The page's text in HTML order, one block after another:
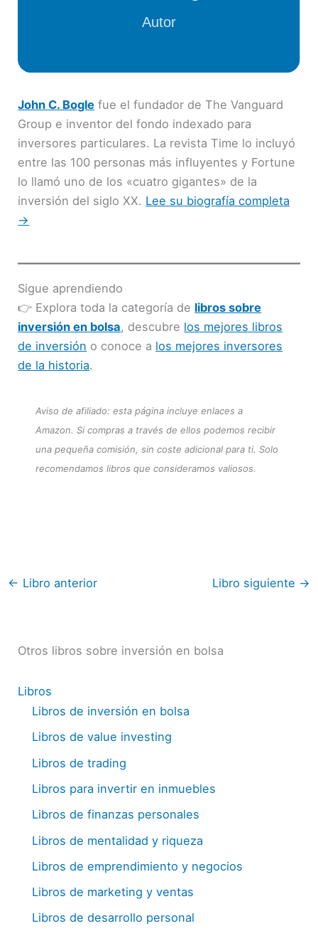
John C. Bogle fue el fundador de The Vanguard
Group e inventor del fondo indexado para
inversores particulares. La revista Time lo incluyó
entre las 100 personas más influyentes y Fortune
lo llamó uno de los «cuatro gigantes» de la
inversión del siglo XX. Lee su biografía completa
→
Sigue aprendiendo
👉 Explora toda la categoría de libros sobre
inversión en bolsa, descubre los mejores libros
de inversión o conoce a los mejores inversores
de la historia.
Aviso de afiliado: esta página incluye enlaces a
Amazon. Si compras a través de ellos podemos recibir
una pequeña comisión, sin coste adicional para ti. Solo
recomendamos libros que consideramos valiosos.
← Libro anterior Libro siguiente →
Otros libros sobre inversión en bolsa
Libros
Libros de inversión en bolsa
Libros de value investing
Libros de trading
Libros para invertir en inmuebles
Libros de finanzas personales
Libros de mentalidad y riqueza
Libros de emprendimiento y negocios
Libros de marketing y ventas
Libros de desarrollo personal